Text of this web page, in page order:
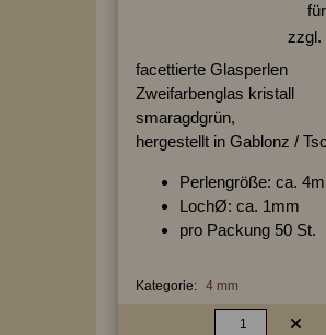
für
zzgl.
facettierte Glasperlen
Zweifarbenglas kristall
smaragdgrün,
hergestellt in Gablonz /
Perlengröße: ca.
LochØ: ca. 1mm
pro Packung 50 St.
Kategorie: 4 mm